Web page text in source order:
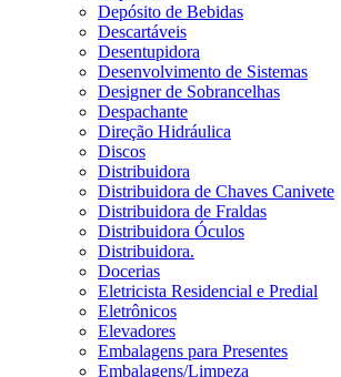
Depósito de Bebidas
Descartáveis
Desentupidora
Desenvolvimento de Sistemas
Designer de Sobrancelhas
Despachante
Direção Hidráulica
Discos
Distribuidora
Distribuidora de Chaves Canivete
Distribuidora de Fraldas
Distribuidora Óculos
Distribuidora.
Docerias
Eletricista Residencial e Predial
Eletrônicos
Elevadores
Embalagens para Presentes
Embalagens/Limpeza